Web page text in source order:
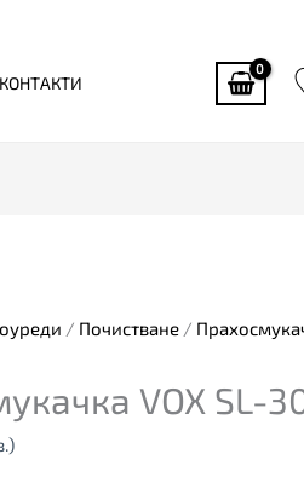
КОНТАКТИ
/ Почистване /
VOX SL-